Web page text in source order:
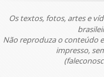
Os textos, fotos, artes e
Não reproduza o conteúdo
impresso,